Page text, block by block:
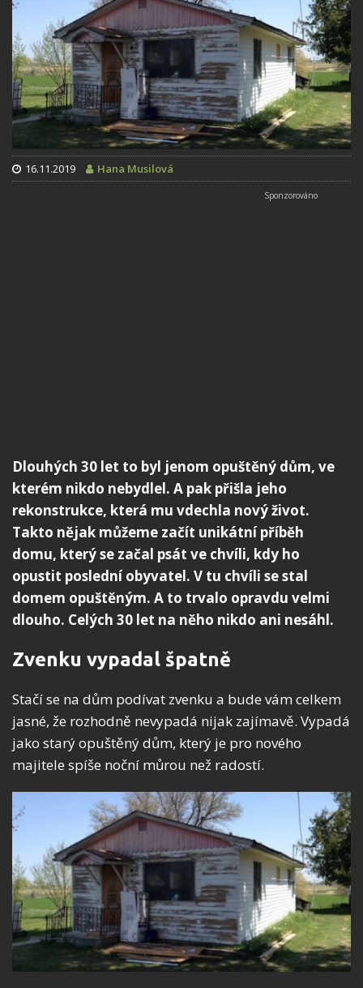
16.11.2019 Hana Musilová
Dlouhých 30 let to byl jenom opuštěný dům, ve
kterém nikdo nebydlel. A pak přišla jeho
rekonstrukce, která mu vdechla nový život.
Takto nějak můžeme začít unikátní příběh
domu, který se začal psát ve chvíli, kdy ho
opustit poslední obyvatel. V tu chvíli se stal
domem opuštěným. A to trvalo opravdu velmi
dlouho. Celých 30 let na něho nikdo ani nesáhl.
Zvenku vypadal špatně
Stačí se na dům podívat zvenku a bude vám celkem
jasné, že rozhodně nevypadá nijak zajímavě. Vypadá
jako starý opuštěný dům, který je pro nového
majitele spíše noční můrou než radostí.